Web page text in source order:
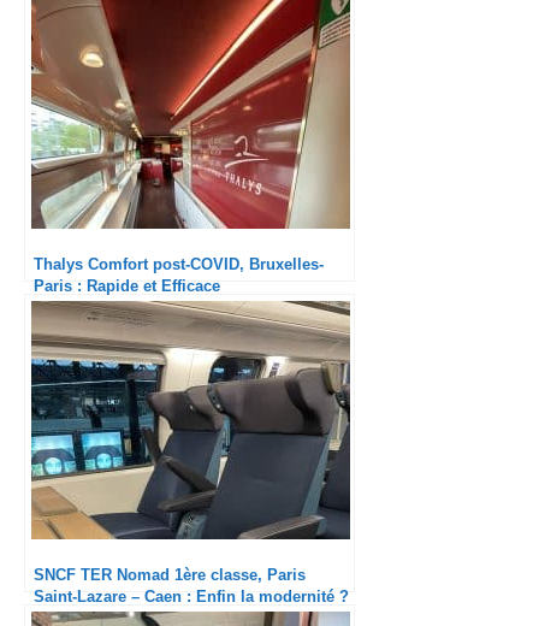
Thalys Comfort post-COVID, Bruxelles-
Paris : Rapide et Efficace
SNCF TER Nomad 1ère classe, Paris
Saint-Lazare – Caen : Enfin la modernité ?